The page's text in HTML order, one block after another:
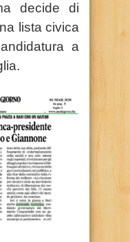
decide di
lista civica
a